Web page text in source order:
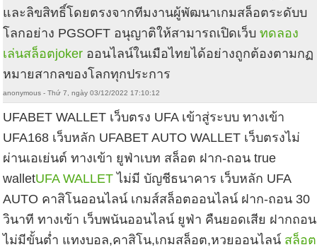
และลิขสิทธิ์โดยตรงจากทีมงานผู้พัฒนาเกมสล็อตระดับบ
โลกอย่าง PGSOFT อนุญาติให้สามารถเปิดเว็บทดลอง
เล่นสล็อตjoker ออนไลน์ในเมือไทยได้อย่างถูกต้องตามกฏ
หมายสากลของโลกทุกประการ
anonymous - Thứ 7, ngày 03/12/2022 17:10:12
UFABET WALLET เว็บตรง UFA เข้าสู่ระบบ ทางเข้า
UFA168 เว็บหลัก UFABET AUTO WALLET เว็บตรงไม่
ผ่านเอเย่นต์ ทางเข้า ยูฟ่าเบท สล็อต ฝาก-ถอน true
walletUFA WALLET ไม่มี บัญชีธนาคาร เว็บหลัก UFA
AUTO คาสิโนออนไลน์ เกมส์สล็อตออนไลน์ ฝาก-ถอน 30
วินาที ทางเข้า เว็บพนันออนไลน์ ยูฟ่า คืนยอดเสีย ฝากถอน
ไม่มีขั้นต่ำ แทงบอล,คาสิโน,เกมสล็อต,หวยออนไลน์ สล็อต